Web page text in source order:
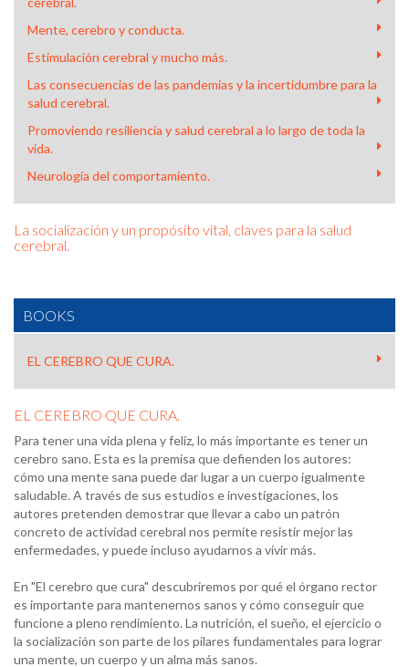
Mente, cerebro y conducta.
Estimulación cerebral y mucho más.
Las consecuencias de las pandemias y la incertidumbre para la
salud cerebral.
Promoviendo resiliencia y salud cerebral a lo largo de toda la
vida.
Neurología del comportamiento.
La socialización y un propósito vital, claves para la salud
cerebral.
BOOKS
EL CEREBRO QUE CURA.
EL CEREBRO QUE CURA.
Para tener una vida plena y feliz, lo más importante es tener un
cerebro sano. Esta es la premisa que defienden los autores:
cómo una mente sana puede dar lugar a un cuerpo igualmente
saludable. A través de sus estudios e investigaciones, los
autores pretenden demostrar que llevar a cabo un patrón
concreto de actividad cerebral nos permite resistir mejor las
enfermedades, y puede incluso ayudarnos a vivir más.
En "El cerebro que cura" descubriremos por qué el órgano rector
es importante para mantenernos sanos y cómo conseguir que
funcione a pleno rendimiento. La nutrición, el sueño, el ejercicio o
la socialización son parte de los pilares fundamentales para lograr
una mente, un cuerpo y un alma más sanos.